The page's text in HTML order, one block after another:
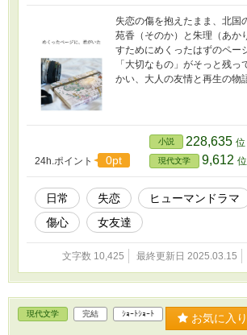
失恋の傷を抱えたまま、北国
苑香（そのか）と朱理（あか
すためにめくったはずのペー
「大切なもの」がそっと残っ
かい、大人の友情と再生の物
24h.ポイント 0pt
小説 228,635
現代文学 9,612
日常 失恋 ヒューマンドラマ
傷心
女友達
文字数 10,425 最終更新日 2025.03.15
現代文学 完結 ｼｮｰﾄｼｮｰﾄ お気に入